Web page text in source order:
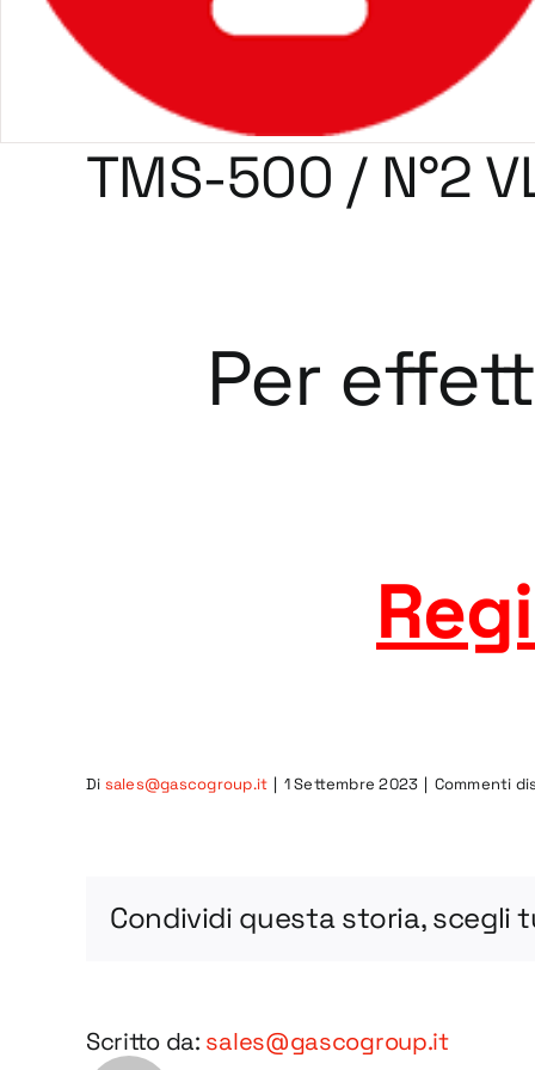
TMS-500 / N°2
Per
Di sales@gascogroup.it | 1 Settembre 2023 | Commenti
Condividi questa storia, scegli
Scritto da: sales@gascogroup.it